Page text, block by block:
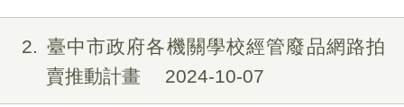
2
臺中市政府各機關學校經管廢品網路拍
賣推動計畫
2024-10-07